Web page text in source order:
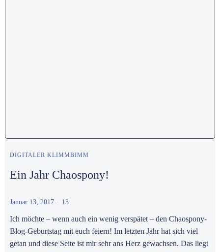
DIGITALER KLIMMBIMM
Ein Jahr Chaospony!
Januar 13, 2017 - 13
Ich möchte – wenn auch ein wenig verspätet – den Chaospony-
Blog-Geburtstag mit euch feiern! Im letzten Jahr hat sich viel
getan und diese Seite ist mir sehr ans Herz gewachsen. Das liegt